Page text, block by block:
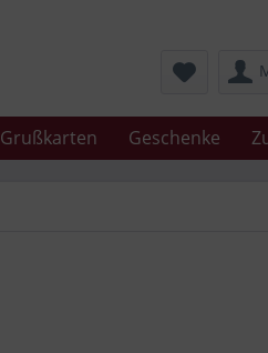
Grußkarten Geschenke